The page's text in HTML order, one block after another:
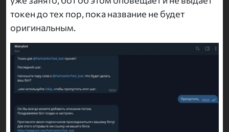
токен до тех пор, пока название не будет
оригинальным.